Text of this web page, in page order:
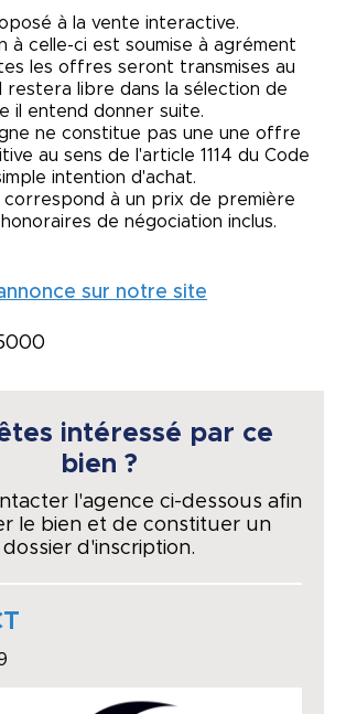
à la vente interactive.
à celle-ci est soumise à agrément
les offres seront transmises au
restera libre dans la sélection de
il entend donner suite.
ne constitue pas une une offre
au sens de l'article 1114 du Code
intention d'achat.
à un prix de première
de négociation inclus.
sur notre site
intéressé par ce
bien ?
l'agence ci-dessous afin
le bien et de constituer un
dossier d'inscription.